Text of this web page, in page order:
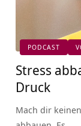
PODCAST
Stress
Druck
Mach dir